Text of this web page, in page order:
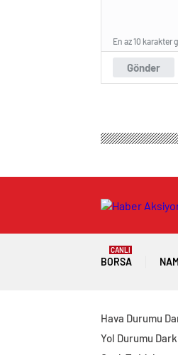
Gönder
En az 10 karakter
BORSA
CANLI
Hava Durumu
Yol Durumu Dark